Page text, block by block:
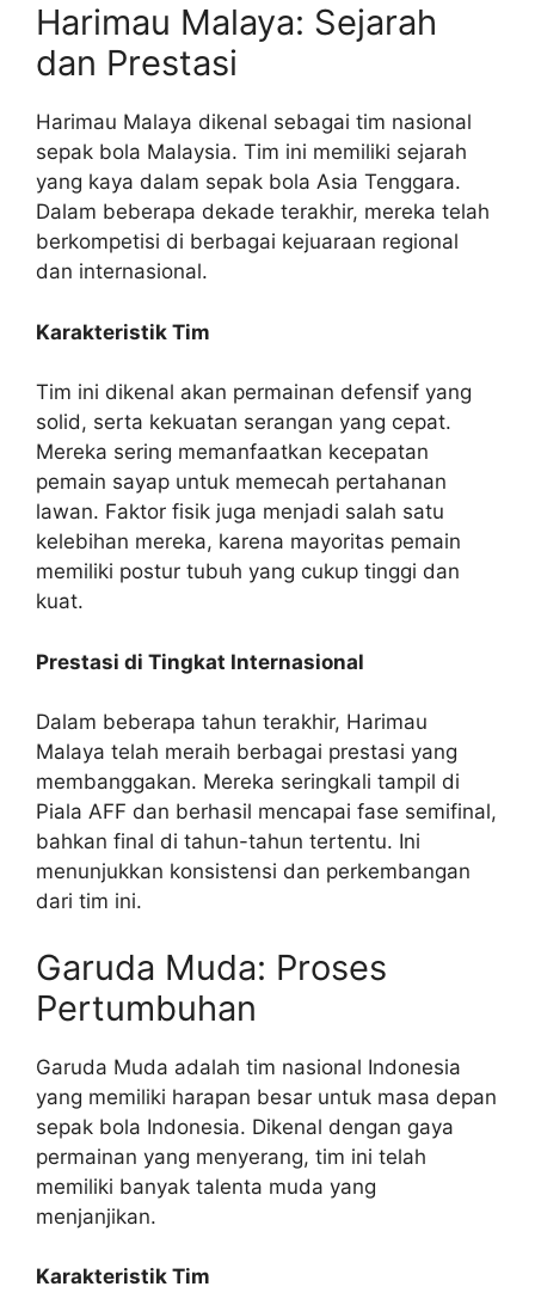
Harimau Malaya: Sejarah
dan Prestasi
Harimau Malaya dikenal sebagai tim nasional
sepak bola Malaysia. Tim ini memiliki sejarah
yang kaya dalam sepak bola Asia Tenggara.
Dalam beberapa dekade terakhir, mereka telah
berkompetisi di berbagai kejuaraan regional
dan internasional.
Karakteristik Tim
Tim ini dikenal akan permainan defensif yang
solid, serta kekuatan serangan yang cepat.
Mereka sering memanfaatkan kecepatan
pemain sayap untuk memecah pertahanan
lawan. Faktor fisik juga menjadi salah satu
kelebihan mereka, karena mayoritas pemain
memiliki postur tubuh yang cukup tinggi dan
kuat.
Prestasi di Tingkat Internasional
Dalam beberapa tahun terakhir, Harimau
Malaya telah meraih berbagai prestasi yang
membanggakan. Mereka seringkali tampil di
Piala AFF dan berhasil mencapai fase semifinal,
bahkan final di tahun-tahun tertentu. Ini
menunjukkan konsistensi dan perkembangan
dari tim ini.
Garuda Muda: Proses
Pertumbuhan
Garuda Muda adalah tim nasional Indonesia
yang memiliki harapan besar untuk masa depan
sepak bola Indonesia. Dikenal dengan gaya
permainan yang menyerang, tim ini telah
memiliki banyak talenta muda yang
menjanjikan.
Karakteristik Tim